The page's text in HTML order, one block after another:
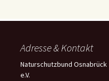
Adresse & Kontakt
Naturschutzbund Osnabrück
e.V.